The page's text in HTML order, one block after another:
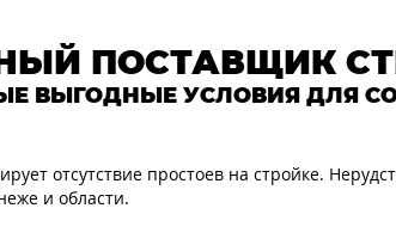
ПОСТАВЩИК
ВЫГОДНЫЕ УСЛОВИЯ ДЛЯ
отсутствие простоев на стройке.
и области.